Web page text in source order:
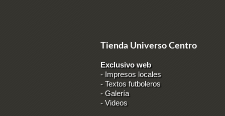
Tienda Universo Centro
Exclusivo web
- Impresos locales
- Textos futboleros
-Galería
-Videos